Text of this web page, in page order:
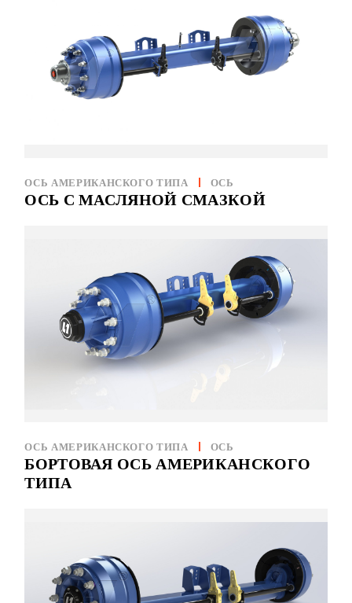
ОСЬ АМЕРИКАНСКОГО ТИПА ОСЬ
ОСЬ С МАСЛЯНОЙ СМАЗКОЙ
ОСЬ АМЕРИКАНСКОГО ТИПА ОСЬ
БОРТОВАЯ ОСЬ АМЕРИКАНСКОГО
ТИПА